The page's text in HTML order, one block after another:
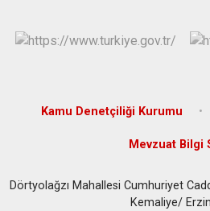
Kamu Denetçiliği Kurumu
Mevzuat Bilgi
Dörtyolağzı Mahallesi Cumhuriyet
Kemaliye/